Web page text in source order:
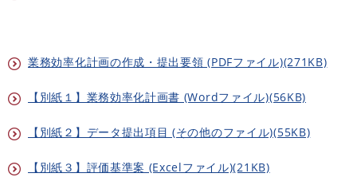
業務効率化計画の作成・提出要領 (PDFファイル)(271KB)
【別紙１】業務効率化計画書 (Wordファイル)(56KB)
【別紙２】データ提出項目 (その他のファイル)(55KB)
【別紙３】評価基準案 (Excelファイル)(21KB)